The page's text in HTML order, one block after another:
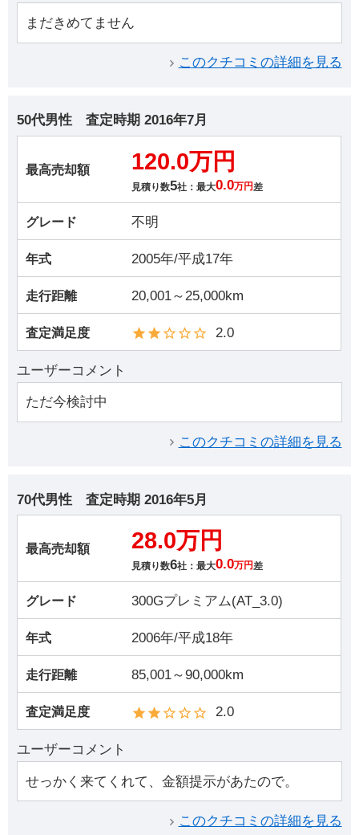
まだきめてません
このクチコミの詳細を見る
50代男性 査定時期 2016年7月
最高売却額 120.0万円
見積り数5社：最大0.0万円 差
グレード 不明
年式 2005年/平成17年
走行距離 20,001～25,000km
査定満足度 2.0
ユーザーコメント
ただ今検討中
このクチコミの詳細を見る
70代男性 査定時期 2016年5月
最高売却額 28.0万円
見積り数6社：最大0.0万円差
グレード 300Gプレミアム(AT_3.0)
年式 2006年/平成18年
走行距離 85,001～90,000km
査定満足度 2.0
ユーザーコメント
せっかく来てくれて、金額提示があたので。
このクチコミの詳細を見る